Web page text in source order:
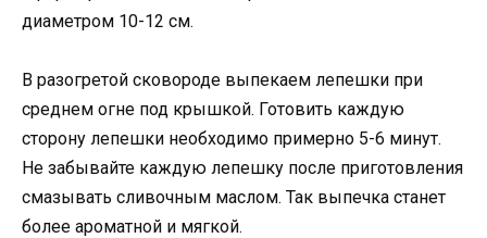
диаметром 10-12 см.
В разогретой сковороде выпекаем лепешки при
среднем огне под крышкой. Готовить каждую
сторону лепешки необходимо примерно 5-6 минут.
Не забывайте каждую лепешку после приготовления
смазывать сливочным маслом. Так выпечка станет
более ароматной и мягкой.